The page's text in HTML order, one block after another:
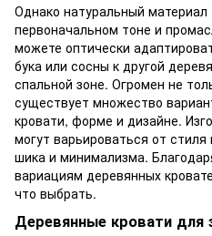
Однако натуральный
первоначальном тоне и
можете оптически
бука или сосны к другой
спальной зоне. Огромен не
существует множество
кровати, форме и дизайне.
могут варьироваться от
шика и минимализма.
вариациям деревянных
что выбрать.
Деревянные кровати для